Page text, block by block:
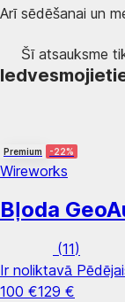
Arī sēdēšanai un
Šī atsauksme
Premium -22%
Wireworks
Bļoda Geo
(11)
Ir noliktavā
100 €129 €